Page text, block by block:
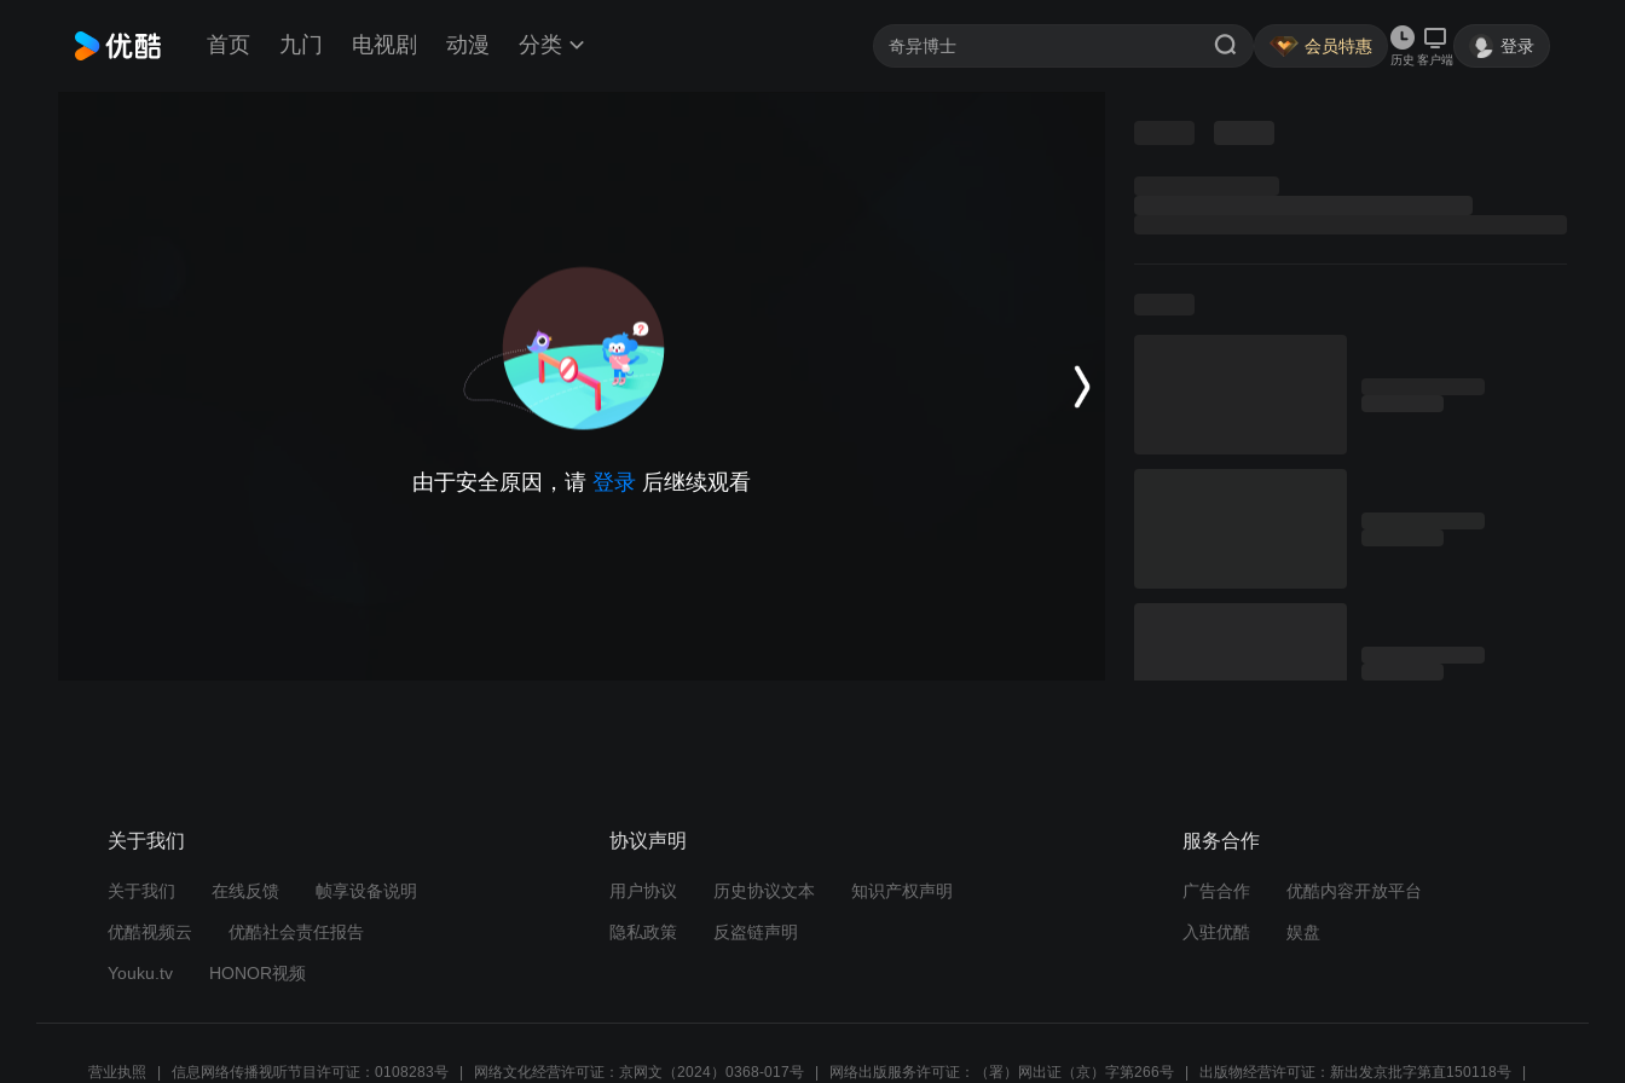
首页 九门 电视剧 动漫 分类 会员特惠
历史 客户端
登录
由于安全原因，请 登录 后继续观看
关于我们
关于我们 在线反馈 帧享设备说明
优酷视频云 优酷社会责任报告
Youku.tv HONOR视频
协议声明
用户协议 历史协议文本 知识产权声明
隐私政策 反盗链声明
服务合作
广告合作 优酷内容开放平台
入驻优酷 娱盘
营业执照 信息网络传播视听节目许可证：0108283号 网络文化经营许可证：京网文（2024）0368-017号 网络出版服务许可证：（署）网出证（京）字第266号 出版物经营许可证：新出发京批字第直150118号